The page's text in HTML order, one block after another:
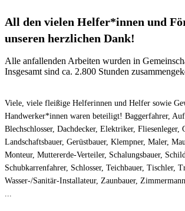
All den vielen Helfer*innen und
unseren herzlichen Dank!
Alle anfallenden Arbeiten wurden in
Insgesamt sind ca. 2.800 Stunden
Viele, viele fleißige Helferinnen und Helfer sowie
Handwerker*innen waren beteiligt! Baggerfahrer,
Blechschlosser, Dachdecker, Elektriker, Fliesenleger,
Landschaftsbauer, Gerüstbauer, Klempner, Maler,
Monteur, Muttererde-Verteiler, Schalungsbauer,
Schubkarrenfahrer, Schlosser, Teichbauer, Tischler,
Wasser-/Sanitär-Installateur, Zaunbauer,
...